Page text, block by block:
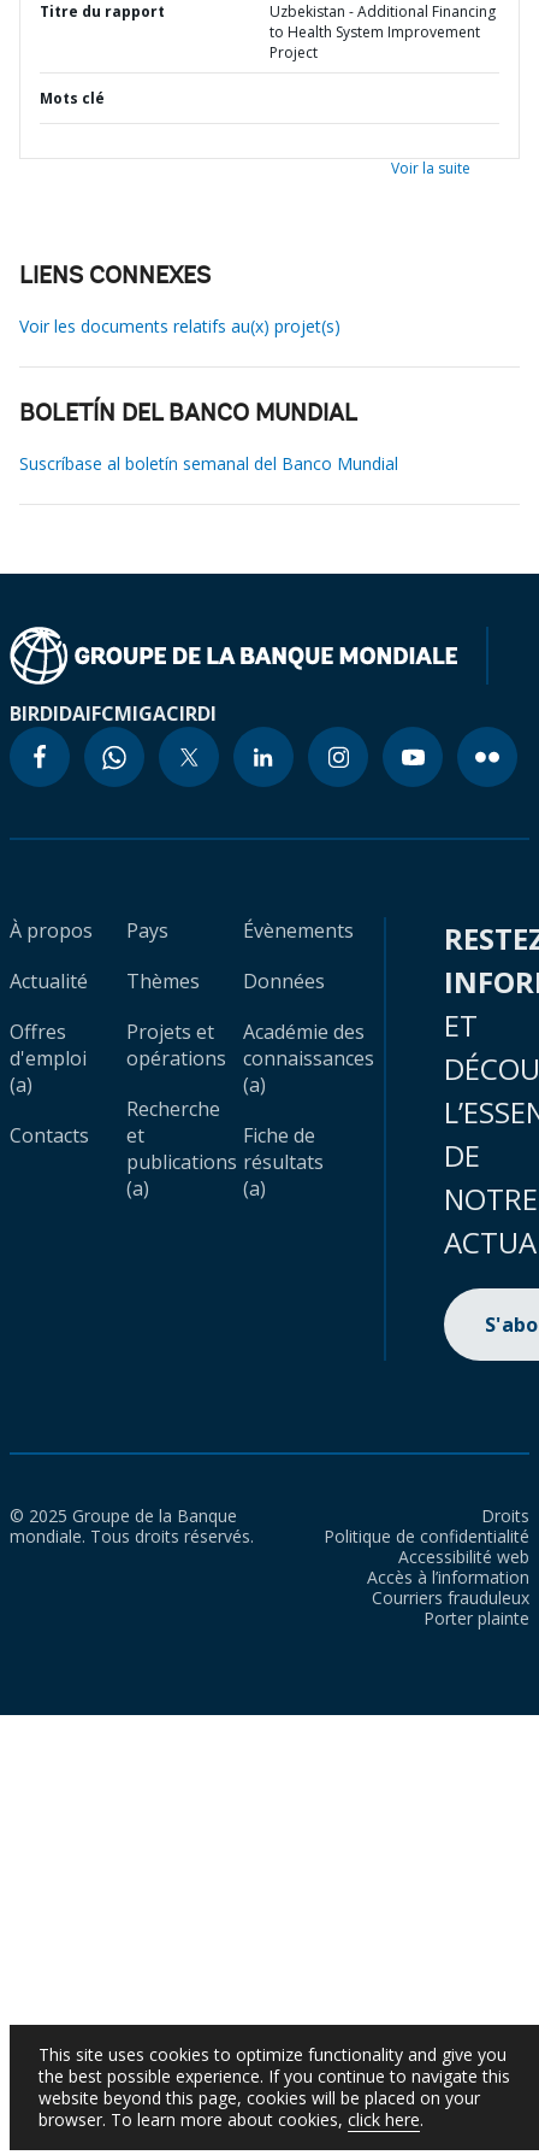
Titre du rapport
Uzbekistan - Additional Financing
to Health System Improvement
Project
Mots clé
Voir la suite
LIENS CONNEXES
Voir les documents relatifs au(x) projet(s)
BOLETÍN DEL BANCO MUNDIAL
Suscríbase al boletín semanal del Banco Mundial
BIRDIDAIFCMIGACIRDI
À propos
Actualité
Offres
d'emploi
(a)
Contacts
Pays
Thèmes
Projets et
opérations
Recherche
et
publications
(a)
Évènements
Données
Académie des
connaissances
(a)
Fiche de
résultats
(a)
ET
DE
NOTRE
© 2025 Groupe de la Banque
mondiale. Tous droits réservés.
Droits
Politique de confidentialité
Accessibilité web
Accès à l’information
Courriers frauduleux
Porter plainte
This site uses cookies to optimize functionality and give you
the best possible experience. If you continue to navigate this
website beyond this page, cookies will be placed on your
browser. To learn more about cookies, click here.